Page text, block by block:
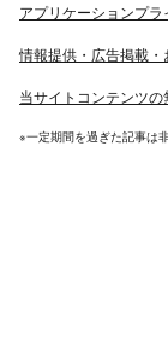
アプリケーションプ
情報提供・広告掲載
当サイトコンテンツ
※一定期間を過ぎた記事は